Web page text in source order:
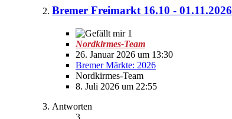
Bremer Freimarkt 16.10 - 01.11.2026
1
Nordkirmes-Team
26. Januar 2026 um 13:30
Bremer Märkte: 2026
Nordkirmes-Team
8. Juli 2026 um 22:55
Antworten
3